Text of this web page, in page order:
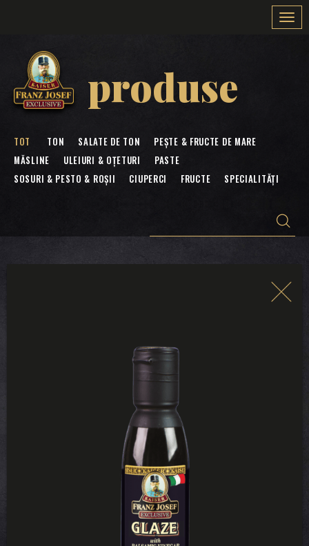
produse
TOT TON SALATE DE TON
PEȘTE & FRUCTE DE MARE
MĂSLINE
ULEIURI & OȚETURI
PASTE
SOSURI & PESTO & ROȘII
CIUPERCI FRUCTE SPECIALITĂȚI